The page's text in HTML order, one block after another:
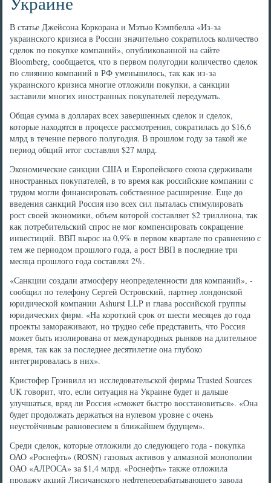
В статье Джейсона Коркорана и Мэтью Кэмпбелла «Из-за
украинского кризиса в России значительно сократилось количество
сделок по покупке компаний», опубликованной на сайте
Bloomberg, сообщается, что в первом полугодии количество сделок
по слиянию компаний в РФ уменьшилось, так как из-за
украинского кризиса многие отложили покупки, а санкции
заставили многих иностранных покупателей передумать.
Общая сумма в долларах всех завершенных сделок и сделок,
которые находятся в процессе рассмотрения, сократилась до $16,6
млрд в течение первого полугодия. В прошлом году за такой же
период общий итог составлял $27 млрд.
Экономические санкции США и Европейского союза сдерживали
иностранных покупателей, в то время как российские компании с
трудом могли финансировать собственное расширение. Еще до
введения санкций Россия изо всех сил пыталась стимулировать
рост своей экономики, объем которой составляет $2 триллиона, так
как потребительский спрос не мог компенсировать сокращение
инвестиций. ВВП вырос на 0,9% в первом квартале по сравнению с
тем же периодом прошлого года, а рост ВВП в последние три
месяца прошлого года составлял 2%.
«Санкции создали атмосферу неопределенности для компаний», -
сообщил по телефону Сергей Островский, партнер лондонской
юридической компании Ashurst LLP и глава российской группы
юридических фирм. «На короткий срок от шести месяцев до года
проекты замораживают, но трудно себе представить, что Россия
может быть изолирована от международных рынков на длительное
время, так как за последнее десятилетие она глубоко
интегрировалась в них».
Кристофер Грэнвилл из исследовательской фирмы Trusted Sources
UK говорит, что, если ситуация на Украине будет и дальше
улучшаться, вряд ли Россия «сможет быстро восстановиться». «Она
будет продолжать держаться на нулевом уровне с очень
неустойчивым равновесием в ближайшем будущем».
Среди сделок, которые отложили до следующего года - покупка
ОАО «Роснефть» (ROSN) газовых активов у алмазной монополии
ОАО «АЛРОСА» за $1,4 млрд. «Роснефть» также отложила
продажу акций Лисичанского нефтеперерабатывающего завода